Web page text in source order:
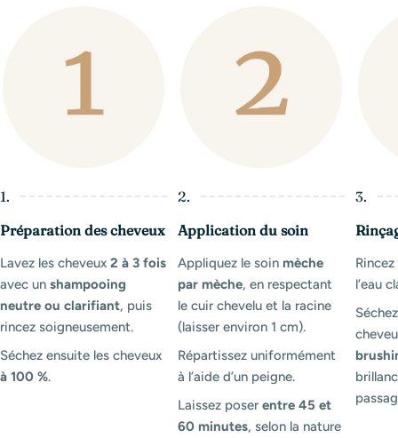
1.
Préparation des cheveux
Lavez les cheveux 2 à 3 fois
avec un shampooing
neutre ou clarifiant, puis
rincez soigneusement.
Séchez ensuite les cheveux
à 100 %.
2.
Application du soin
Appliquez le soinmèche
par mèche, en respectant
le cuir chevelu et la racine
(laisser environ 1 cm).
Répartissez uniformément
à l’aide d’un peigne.
Laissez poserentre 45 et
60 minutes, selon la nature
3.
l’eau